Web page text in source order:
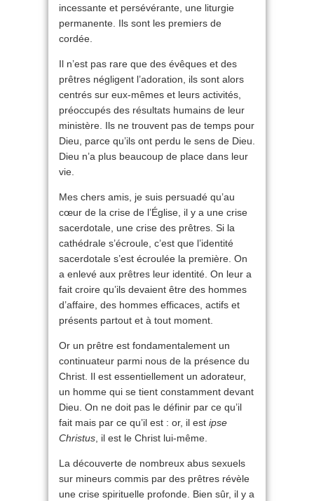
incessante et persévérante, une liturgie
permanente. Ils sont les premiers de
cordée.
Il n’est pas rare que des évêques et des
prêtres négligent l’adoration, ils sont alors
centrés sur eux-mêmes et leurs activités,
préoccupés des résultats humains de leur
ministère. Ils ne trouvent pas de temps pour
Dieu, parce qu’ils ont perdu le sens de Dieu.
Dieu n’a plus beaucoup de place dans leur
vie.
Mes chers amis, je suis persuadé qu’au
cœur de la crise de l’Église, il y a une crise
sacerdotale, une crise des prêtres. Si la
cathédrale s’écroule, c’est que l’identité
sacerdotale s’est écroulée la première. On
a enlevé aux prêtres leur identité. On leur a
fait croire qu’ils devaient être des hommes
d’affaire, des hommes efficaces, actifs et
présents partout et à tout moment.
Or un prêtre est fondamentalement un
continuateur parmi nous de la présence du
Christ. Il est essentiellement un adorateur,
un homme qui se tient constamment devant
Dieu. On ne doit pas le définir par ce qu’il
fait mais par ce qu’il est : or, il est ipse
Christus, il est le Christ lui-même.
La découverte de nombreux abus sexuels
sur mineurs commis par des prêtres révèle
une crise spirituelle profonde. Bien sûr, il y a